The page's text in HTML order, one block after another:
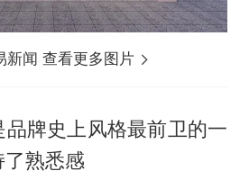
新闻 查看更多图片
牌史上风格最前卫的一
熟悉感